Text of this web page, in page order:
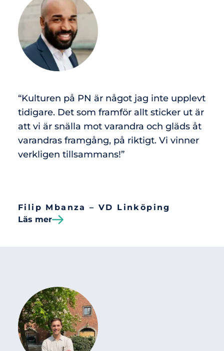
“Kulturen på PN är något jag inte upplevt
tidigare. Det som framför allt sticker ut är
att vi är snälla mot varandra och gläds åt
varandras framgång, på riktigt. Vi vinner
verkligen tillsammans!”
Filip Mbanza – VD Linköping
Läs mer